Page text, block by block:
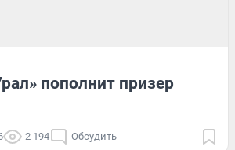
пополнит призер
2 194 Обсудить